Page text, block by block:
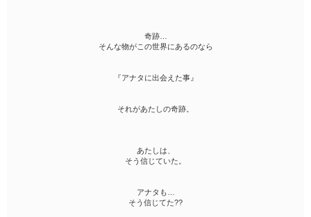
奇跡…
そんな物がこの世界にあるのなら
『アナタに出会えた事』
それがあたしの奇跡。
あたしは、
そう信じていた。
アナタも…
そう信じてた??